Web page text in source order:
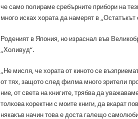
че само полираме сребърните прибори на
много исках хората да намерят в „Остатъкът
Роденият в Япония, но израснал във
„Холивуд“.
„Не мисля, че хората от киното се
от тях, защото след филма много зрители
ние, от света на книгите, трябва да
толкова коректни с моите книги, да вкарат
някакъв начин това е доста галещо